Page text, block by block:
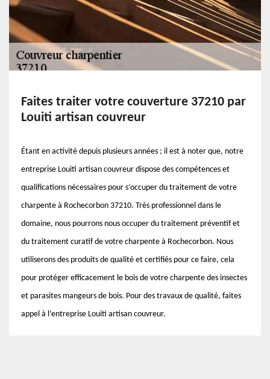
Faites traiter votre couverture 37210 par
Louiti artisan couvreur
Étant en activité depuis plusieurs années ; il est à noter que, notre
entreprise Louiti artisan couvreur dispose des compétences et
qualifications nécessaires pour s’occuper du traitement de votre
charpente à Rochecorbon 37210. Très professionnel dans le
domaine, nous pourrons nous occuper du traitement préventif et
du traitement curatif de votre charpente à Rochecorbon. Nous
utiliserons des produits de qualité et certifiés pour ce faire, cela
pour protéger efficacement le bois de votre charpente des insectes
et parasites mangeurs de bois. Pour des travaux de qualité, faites
appel à l’entreprise Louiti artisan couvreur.